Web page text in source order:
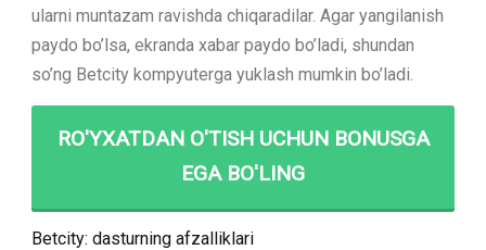
ularni muntazam ravishda chiqaradilar. Agar yangilanish
paydo bo’lsa, ekranda xabar paydo bo’ladi, shundan
so’ng Betcity kompyuterga yuklash mumkin bo’ladi.
RO'YXATDAN O'TISH UCHUN BONUSGA
EGA BO'LING
Betcity: dasturning afzalliklari